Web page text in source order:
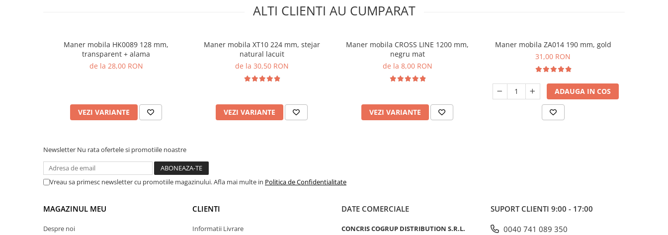
ALTI CLIENTI AU CUMPARAT
Maner mobila HK0089 128 mm,
transparent + alama
de la 28,00 RON
VEZI VARIANTE
Maner mobila XT10 224 mm, stejar
natural lacuit
de la 30,50 RON
VEZI VARIANTE
Maner mobila CROSS LINE 1200 mm,
negru mat
de la 8,00 RON
VEZI VARIANTE
Maner mobila ZA014 190 mm, gold
31,00 RON
ADAUGA IN COS
Newsletter Nu rata ofertele si promotiile noastre
Vreau sa primesc newsletter cu promotiile magazinului. Afla mai multe in Politica de Confidentialitate
MAGAZINUL MEU
Despre noi
CLIENTI
Informatii Livrare
DATE COMERCIALE
CONCRIS COGRUP DISTRIBUTION S.R.L.
SUPORT CLIENTI 9:00 - 17:00
0040 741 089 350